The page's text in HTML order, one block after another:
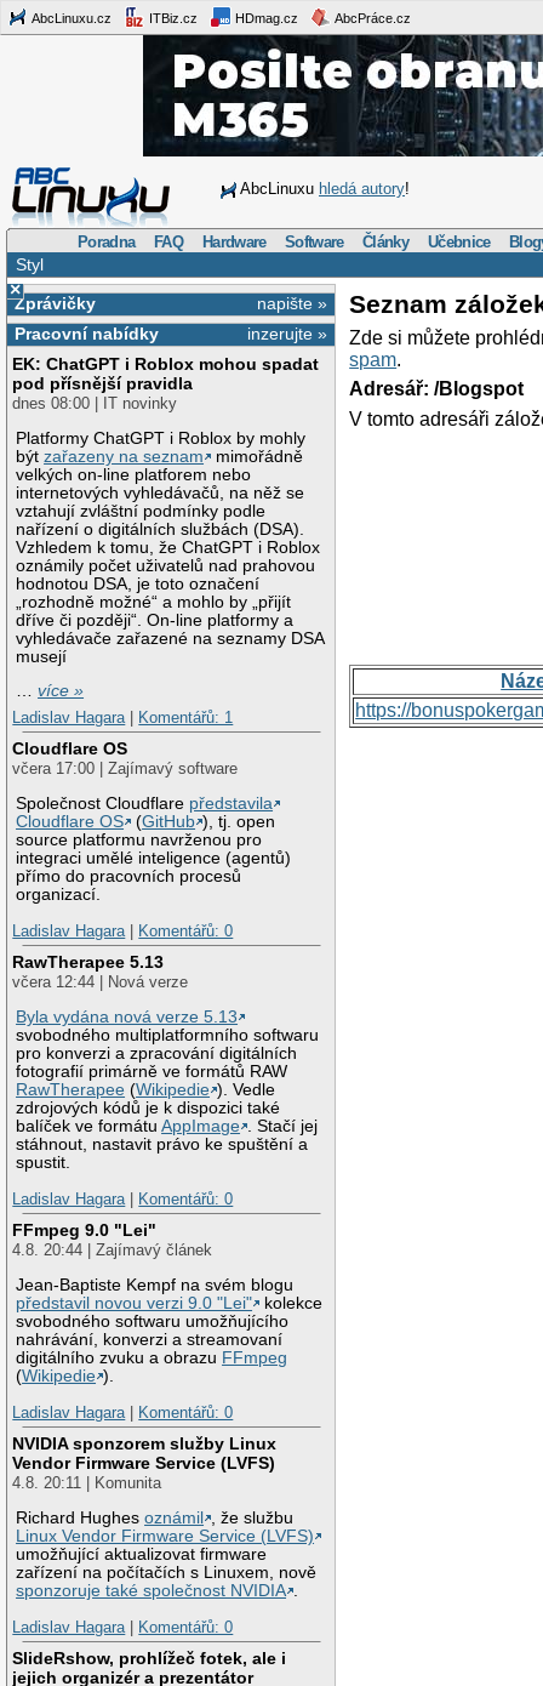
AbcLinuxu.cz ITBiz.cz HDmag.cz AbcPráce.cz
AbcLinuxu hledá autory!
Poradna FAQ Hardware Software Články Učebnice
Styl
×
napište »
Zprávičky
inzerujte »
Pracovní nabídky
EK: ChatGPT i Roblox mohou spadat
pod přísnější pravidla
dnes 08:00 | IT novinky
Platformy ChatGPT i Roblox by mohly
býtzařazeny na seznam
mimořádně
velkých on-line platforem nebo
internetových vyhledávačů, na něž se
vztahují zvláštní podmínky podle
nařízení o digitálních službách (DSA).
Vzhledem k tomu, že ChatGPT i Roblox
oznámily počet uživatelů nad prahovou
hodnotou DSA, je toto označení
„rozhodně možné“ a mohlo by „přijít
dříve či později“. On-line platformy a
vyhledávače zařazené na seznamy DSA
musejí
…více »
Ladislav Hagara
Komentářů: 1
Cloudflare OS
včera 17:00 | Zajímavý software
Společnost Cloudflare představila
Cloudflare OS
(GitHub ), tj. open
source platformu navrženou pro
integraci umělé inteligence (agentů)
přímo do pracovních procesů
organizací.
Ladislav Hagara
Komentářů: 0
RawTherapee 5.13
včera 12:44 | Nová verze
Byla vydána nová verze 5.13
svobodného multiplatformního softwaru
pro konverzi a zpracování digitálních
fotografií primárně ve formátů RAW
RawTherapee (Wikipedie ). Vedle
zdrojových kódů je k dispozici také
balíček ve formátuAppImage . Stačí jej
stáhnout, nastavit právo ke spuštění a
spustit.
Ladislav Hagara
Komentářů: 0
FFmpeg 9.0 "Lei"
4.8. 20:44 | Zajímavý článek
Jean-Baptiste Kempf na svém blogu
představil novou verzi 9.0 "Lei"
kolekce
svobodného softwaru umožňujícího
nahrávání, konverzi a streamovaní
digitálního zvuku a obrazu FFmpeg
(Wikipedie ).
Ladislav Hagara
Komentářů: 0
NVIDIA sponzorem služby Linux
Vendor Firmware Service (LVFS)
4.8. 20:11 | Komunita
Richard Hughesoznámil
, že službu
Linux Vendor Firmware Service (LVFS)
umožňující aktualizovat firmware
zařízení na počítačích s Linuxem, nově
sponzoruje také společnost NVIDIA .
Ladislav Hagara | Komentářů: 0
SlideRshow, prohlížeč fotek, ale i
jejich organizér a prezentátor
Seznam
Zde si můžete
spam.
Adresář: /Blogspot
V tomto adresáři
https://